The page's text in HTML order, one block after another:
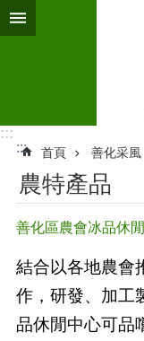
跳到主要內容區塊
:::
:::
首頁 善化采風
農特產品
善化區農會冰品休
結合以各地農會
作，研發、加工
品休閒中心可品